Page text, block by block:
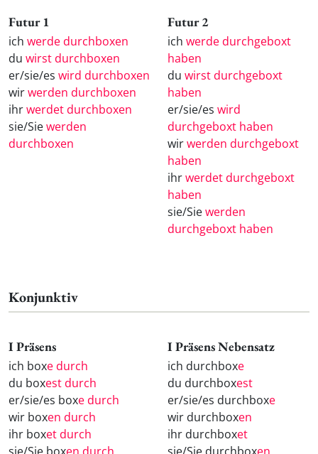
Futur 1
ich werde durchboxen
du wirst durchboxen
er/sie/es wird durchboxen
wirwerden durchboxen
ihrwerdet durchboxen
sie/Siewerden
durchboxen
Futur 2
ich werde durchgeboxt
haben
du wirst durchgeboxt
haben
er/sie/es wird
durchgeboxt haben
wirwerden durchgeboxt
haben
ihrwerdet durchgeboxt
haben
sie/Siewerden
durchgeboxt haben
Konjunktiv
I Präsens
ich boxe durch
du boxest durch
er/sie/es boxe durch
wir boxen durch
ihr boxet durch
I Präsens Nebensatz
ich durchboxe
du durchboxest
er/sie/es durchboxe
wir durchboxen
ihr durchboxet